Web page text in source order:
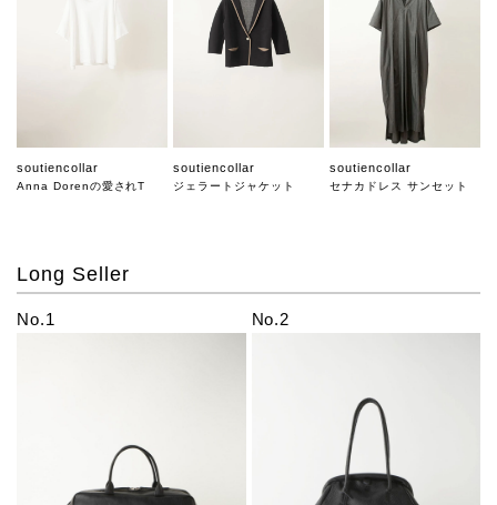
soutiencollar
Anna Dorenの愛されT
soutiencollar
ジェラートジャケット
soutiencollar
セナカドレス サンセット
Long Seller
No.1 No.2